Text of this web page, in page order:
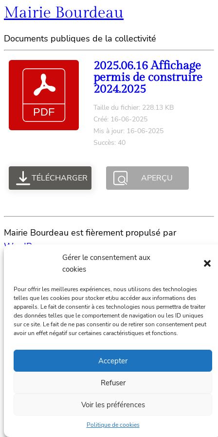
Gérer le consentement aux
cookies
Pour offrir les meilleures expériences, nous utilisons des technologies
telles que les cookies pour stocker et/ou accéder aux informations des
appareils. Le fait de consentir à ces technologies nous permettra de traiter
des données telles que le comportement de navigation ou les ID uniques
sur ce site. Le fait de ne pas consentir ou de retirer son consentement peut
avoir un effet négatif sur certaines caractéristiques et fonctions.
Accepter
Refuser
Voir les préférences
Politique de cookies
Mairie Bourdeau
Documents publiques de la collectivité
2025.06.16 Affichage
permis de construire
2024.2025
Taille du fichier: 228.13 KB
Créé: 16-06-2025
Mis à jour: 16-06-2025
Succès: 40
TÉLÉCHARGER APERÇU
Mairie Bourdeau est fièrement propulsé par
WordPress